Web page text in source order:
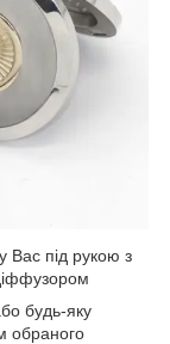
Вас під рукою з
будь-яку
обраного